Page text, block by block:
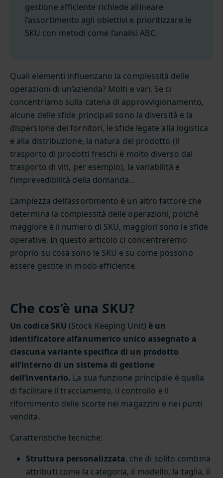
gestione efficiente richiede allineare
l’assortimento agli obiettivi e prioritizzare le
SKU con metodi come l’analisi ABC.
Quali elementi influenzano la complessità delle
operazioni di un’azienda? Molti e vari. Se ci
concentriamo sulla catena di approvvigionamento,
alcune delle sfide principali sono la diversità e la
dispersione dei fornitori, le sfide legate alla logistica
e alla distribuzione, la natura del prodotto (il
trasporto di prodotti freschi è molto diverso dal
trasporto di viti, per esempio), la variabilità e
l’imprevedibilità della domanda…
L’ampiezza dell’assortimento è un altro fattore che
determina la complessità delle operazioni, poiché
maggiore è il numero di SKU, maggiori sono le sfide
operative. In questo articolo ci concentreremo
proprio su cosa sono le SKU e su come possono
essere gestite in modo efficiente.
Che cos’è una SKU?
Un codice SKU (Stock Keeping Unit) è un
identificatore alfanumerico unico assegnato a
ciascuna variante specifica di un prodotto
all’interno di un sistema di gestione
dell’inventario. La sua funzione principale è quella
di facilitare il tracciamento, il controllo e il
rifornimento delle scorte nei magazzini e nei punti
vendita.
Caratteristiche tecniche:
Struttura personalizzata, che di solito combina
attributi come la categoria, il modello, la taglia, il